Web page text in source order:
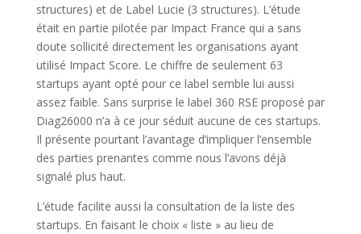
structures) et de Label Lucie (3 structures). L’étude
était en partie pilotée par Impact France qui a sans
doute sollicité directement les organisations ayant
utilisé Impact Score. Le chiffre de seulement 63
startups ayant opté pour ce label semble lui aussi
assez faible. Sans surprise le label 360 RSE proposé par
Diag26000 n’a à ce jour séduit aucune de ces startups.
Il présente pourtant l’avantage d’impliquer l’ensemble
des parties prenantes comme nous l’avons déjà
signalé plus haut.
L’étude facilite aussi la consultation de la liste des
startups. En faisant le choix « liste » au lieu de